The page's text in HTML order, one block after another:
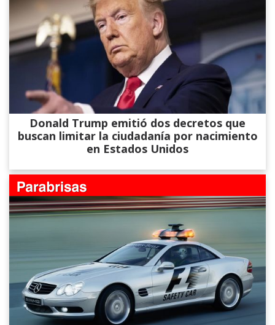
Donald Trump emitió dos decretos que
buscan limitar la ciudadanía por nacimiento
en Estados Unidos